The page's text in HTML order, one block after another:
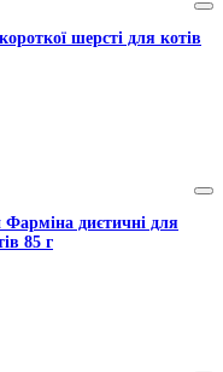
шерсті для котів
диєтичні для
85 г